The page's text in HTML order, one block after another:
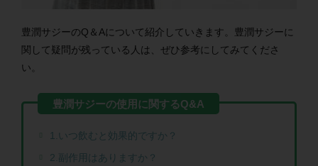
豊潤サジーのQ＆Aについて紹介していきます。
豊潤サジーに
関して疑問が残っている人は、ぜひ参考にしてみてくださ
い。
1.いつ飲むと効果的ですか？
2.副作用はありますか？